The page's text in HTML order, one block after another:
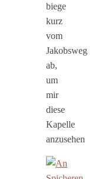
biege
kurz
vom
Jakobsweg
ab,
um
mir
diese
Kapelle
anzusehen